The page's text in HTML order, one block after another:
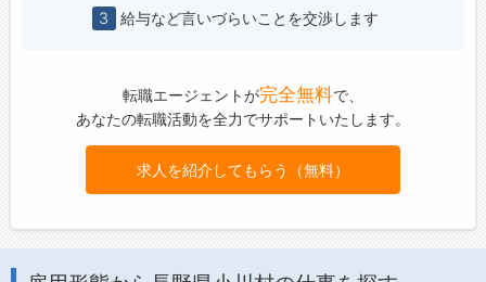
3
給与など言いづらいことを交渉します
転職エージェントが完全無料で、
あなたの転職活動を全力でサポートいたします。
求人を紹介してもらう（無料）